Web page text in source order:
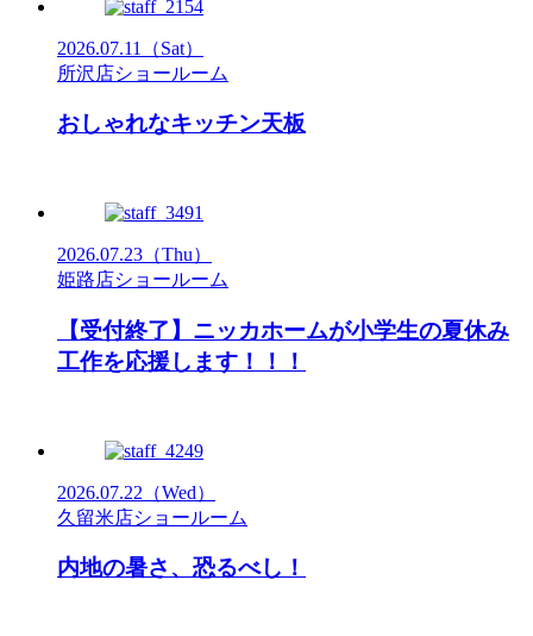
2026.07.11
（Sat）
所沢店ショールーム
おしゃれなキッチン天板
2026.07.23 （Thu）
姫路店ショールーム
【受付終了】ニッカホームが小学生の夏休み
工作を応援します！！！
2026.07.22 （Wed）
久留米店ショールーム
内地の暑さ、恐るべし！